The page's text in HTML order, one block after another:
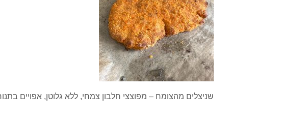
שניצלים מהצומח – מפוצצי חלבון צמחי, ללא גלוטן, אפויים